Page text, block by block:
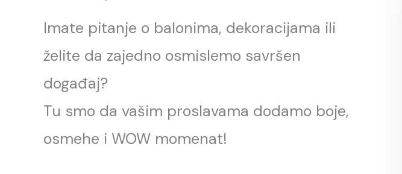
Imate pitanje o balonima, dekoracijama ili
želite da zajedno osmislemo savršen
događaj?
Tu smo da vašim proslavama dodamo boje,
osmehe i WOW momenat!